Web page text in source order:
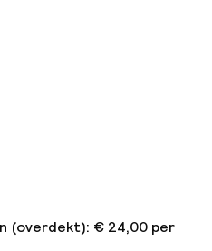
(overdekt): € 24,00 per